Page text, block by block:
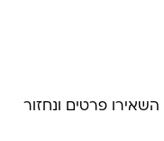
השאירו פרטים ונחזור